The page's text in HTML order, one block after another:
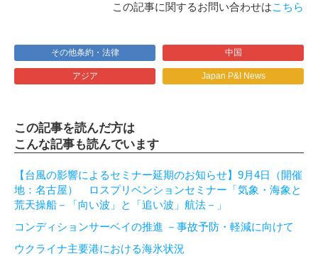
この記事に関するお問い合わせはこちら
その他条約・法律 中国
アジア Japan P&I News
この記事を読んだ方は
こんな記事も読んでいます
【台風の影響によるセミナー延期のお知らせ】9月4日（開催
地：名古屋） ロスプリベンションセミナー「気象・海象と
荒天操船－「向い波」と「追い波」航法－」
コンディションサーベイの推進 －事故予防・軽減に向けて
ウクライナ主要港における海氷状況